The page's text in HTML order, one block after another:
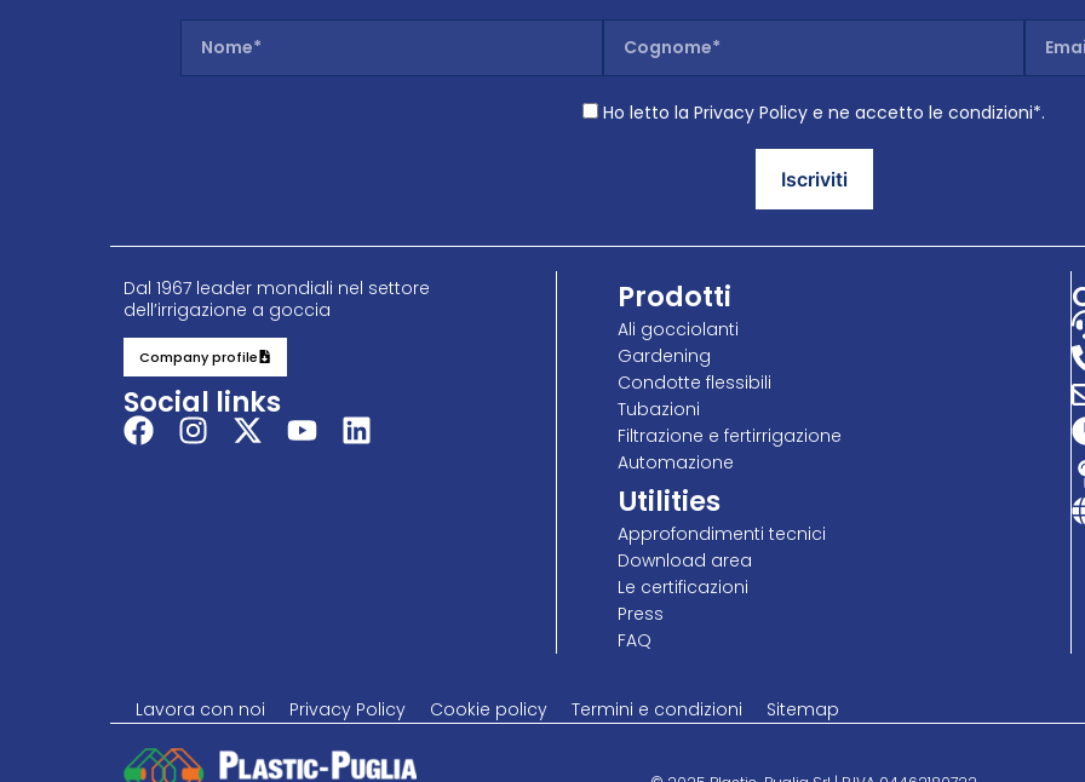
Ho letto la Privacy Policy e ne accetto le condizioni*.
Dal 1967 leader mondiali nel settore
dell’irrigazione a goccia
Company profile
Social links
Prodotti
Ali gocciolanti
Gardening
Condotte flessibili
Tubazioni
Filtrazione e fertirrigazione
Automazione
Utilities
Approfondimenti tecnici
Download area
Le certificazioni
Press
FAQ
Lavora con noi Privacy Policy Cookie policy Termini e condizioni Sitemap